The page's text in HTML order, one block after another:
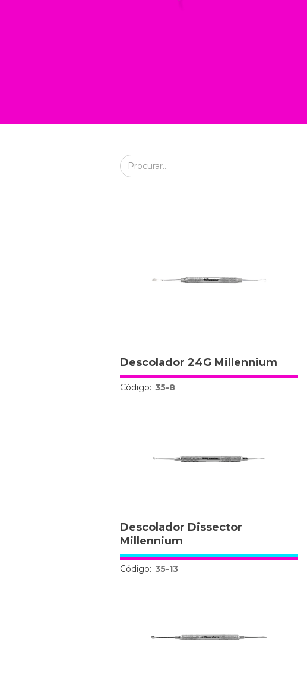
Descolador 24G Millennium
Código: 35-8
Descolador Dissector
Millennium
Código: 35-13